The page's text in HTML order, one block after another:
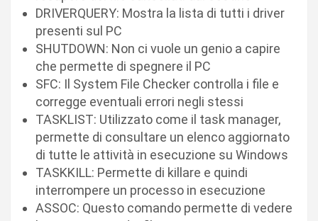
DRIVERQUERY: Mostra la lista di tutti i driver
presenti sul PC
SHUTDOWN: Non ci vuole un genio a capire
che permette di spegnere il PC
SFC: Il System File Checker controlla i file e
corregge eventuali errori negli stessi
TASKLIST: Utilizzato come il task manager,
permette di consultare un elenco aggiornato
di tutte le attività in esecuzione su Windows
TASKKILL: Permette di killare e quindi
interrompere un processo in esecuzione
ASSOC: Questo comando permette di vedere